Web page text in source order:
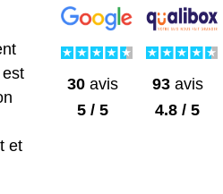
et
30avis
5 / 5
93avis
4.8 / 5